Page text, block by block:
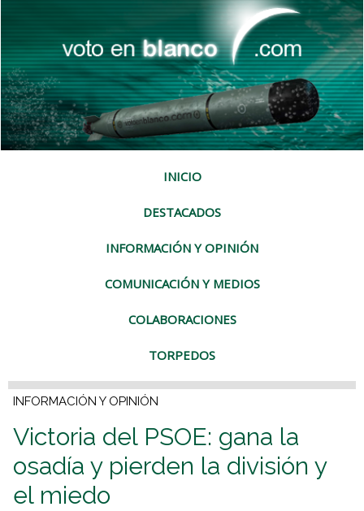
INICIO
DESTACADOS
INFORMACIÓN Y OPINIÓN
COMUNICACIÓN Y MEDIOS
COLABORACIONES
TORPEDOS
INFORMACIÓN Y OPINIÓN
Victoria del PSOE: gana la
osadía y pierden la división y
el miedo